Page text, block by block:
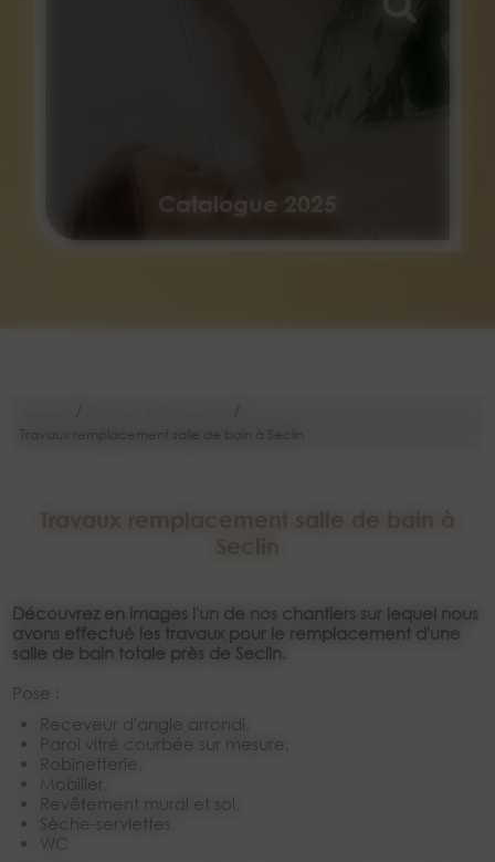
Catalogue 2025
Travaux remplacement salle de bain à Seclin
Travaux remplacement salle de bain à
Découvrez en images l'un de nos chantiers sur lequel nous
avons effectué les travaux pour le remplacement d'une
salle de bain totale près de Seclin.
Pose :
receveur d'angle arrondi,
paroi vitré courbée sur mesure,
robinetterie,
mobilier,
revêtement mural et sol,
sèche-serviettes,
WC